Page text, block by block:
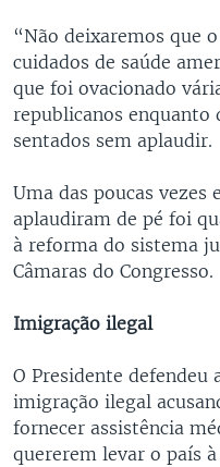
“Não deixaremos que
cuidados de saúde
que foi ovacionado
republicanos enquanto
sentados sem aplaudir.
Uma das poucas vezes
aplaudiram de pé foi
à reforma do sistema
Câmaras do Congresso.
Imigração ilegal
O Presidente defendeu
imigração ilegal
fornecer assistência
quererem levar o país